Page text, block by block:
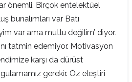
önemli. Birçok entelektüel
bunalımları var Batı
var ama mutlu değilim’ diyor.
tatmin edemiyor. Motivasyon
karşı da dürüst
gerekir. Öz eleştiri